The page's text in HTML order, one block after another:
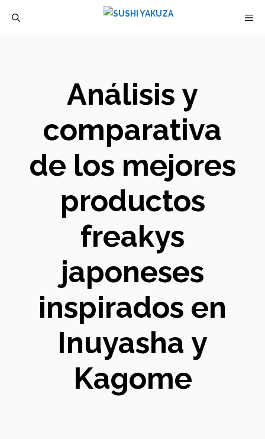
Análisis y
comparativa
de los mejores
productos
freakys
japoneses
inspirados en
Inuyasha y
Kagome